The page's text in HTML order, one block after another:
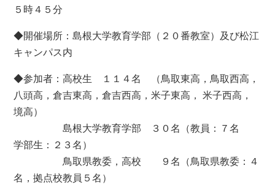
５時４５分
◆開催場所：島根大学教育学部（２０番教室）及び松江
キャンパス内
◆参加者：高校生 １１４名 （鳥取東高，鳥取西高，
八頭高，倉吉東高，倉吉西高，米子東高， 米子西高，
境高）
島根大学教育学部 ３０名（教員：７名
学部生：２３名）
鳥取県教委，高校 ９名（鳥取県教委：４
名，拠点校教員５名）